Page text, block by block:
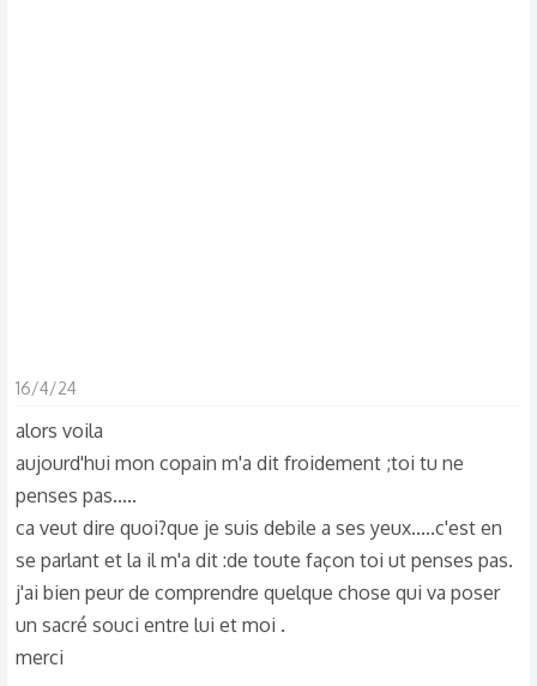
16/4/24
alors voila
aujourd'hui mon copain m'a dit froidement ;toi tu ne
penses pas.....
ca veut dire quoi?que je suis debile a ses yeux.....c'est en
se parlant et la il m'a dit :de toute façon toi ut penses pas.
j'ai bien peur de comprendre quelque chose qui va poser
un sacré souci entre lui et moi .
merci